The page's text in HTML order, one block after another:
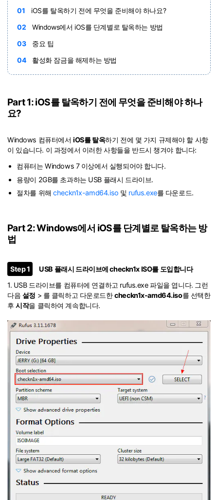
01
iOS를 탈옥하기 전에 무엇을 준비해야 하나요?
02
Windows에서 iOS를 단계별로 탈옥하는 방법
03
중요 팁
04
활성화 잠금을 해제하는 방법
Part 1: iOS를 탈옥하기 전에 무엇을 준비해야 하나
요?
Windows 컴퓨터에서iOS를 탈옥하기 전에 몇 가지 규제해야 할 사항
이 있습니다. 이 과정에서 이러한 사항들을 반드시 챙겨야 합니다:
컴퓨터는 Windows 7 이상에서 실행되어야 합니다.
용량이 2GB를 초과하는 USB 플래시 드라이브.
절차를 위해checkn1x-amd64.iso 및 rufus.exe를 다운로드.
Part 2: Windows에서 iOS를 단계별로 탈옥하는 방
법
Step 1
USB 플래시 드라이브에 checkn1x ISO를 도입합니다
1. USB 드라이브를 컴퓨터에 연결하고 rufus.exe 파일을 엽니다. 그런
다음 설정 > 를 클릭하고 다운로드한checkn1x-amd64.iso를 선택한
후시작을 클릭하여 계속합니다.